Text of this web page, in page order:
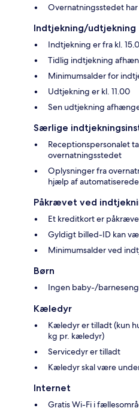
Overnatningsstedet
Indtjekning/udtjekning
Indtjekning er fra kl.
Tidlig indtjekning
Minimumsalder for
Udtjekning er kl. 11.00
Sen udtjekning
Særlige
Receptionspersonalet
overnatningsstedet
Oplysninger fra
hjælp af
Påkrævet ved
Et kreditkort er
Gyldigt billed-ID kan
Minimumsalder ved
Børn
Ingen baby-/
Kæledyr
Kæledyr er tilladt (kun
kg pr. kæledyr)
Servicedyr er tilladt
Kæledyr skal være
Internet
Gratis Wi-Fi i